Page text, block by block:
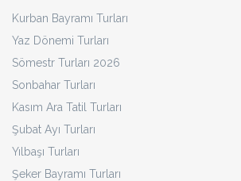
Kurban Bayramı Turları
Yaz Dönemi Turları
Sömestr Turları 2026
Sonbahar Turları
Kasım Ara Tatil Turları
Şubat Ayı Turları
Yılbaşı Turları
Şeker Bayramı Turları